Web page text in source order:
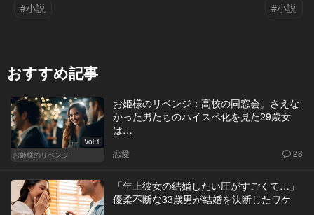
#小説 #小説
おすすめ記事
Vol.1
お姫様のリベンジ
お姫様のリベンジ：高校の同窓会。さえな
かった男たちのハイスペ化を見た29歳女
は…
恋愛 28
「年上彼女の結婚したい圧がすごくて…」
優柔不断な33歳男が結婚を決断したワケ